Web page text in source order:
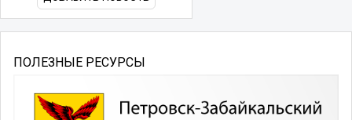
ПОЛЕЗНЫЕ РЕСУРСЫ